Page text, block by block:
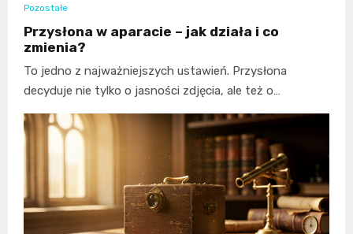
Pozostałe
Przysłona w aparacie – jak działa i co
zmienia?
To jedno z najważniejszych ustawień. Przysłona
decyduje nie tylko o jasności zdjęcia, ale też o…